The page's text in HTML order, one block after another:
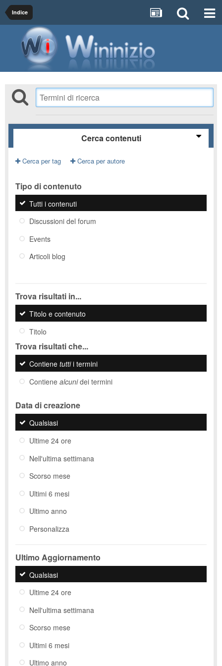
Indice
Cerca contenuti
Cerca per tag Cerca per autore
Tipo di contenuto
Tutti i contenuti
Discussioni del forum
Events
Articoli blog
Trova risultati in...
Titolo e contenuto
Titolo
Trova risultati che...
Contiene tuttii termini
Contiene alcunidei termini
Data di creazione
Qualsiasi
Ultime 24 ore
Nell'ultima settimana
Scorso mese
Ultimi 6 mesi
Ultimo anno
Personalizza
Ultimo Aggiornamento
Qualsiasi
Ultime 24 ore
Nell'ultima settimana
Scorso mese
Ultimi 6 mesi
Ultimo anno